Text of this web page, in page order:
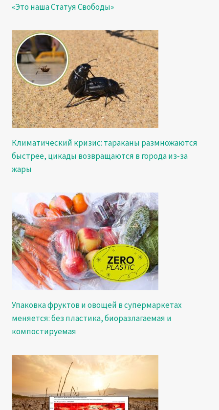
«Это наша Статуя Свободы»
Климатический кризис: тараканы размножаются
быстрее, цикады возвращаются в города из-за
жары
Упаковка фруктов и овощей в супермаркетах
меняется: без пластика, биоразлагаемая и
компостируемая